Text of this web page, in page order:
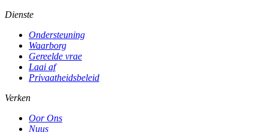
Dienste
Ondersteuning
Waarborg
Gereelde vrae
Laai af
Privaatheidsbeleid
Verken
Oor Ons
Nuus